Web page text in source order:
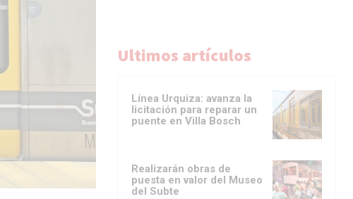
Ultimos artículos
Línea Urquiza: avanza la
licitación para reparar un
puente en Villa Bosch
Realizarán obras de
puesta en valor del Museo
del Subte